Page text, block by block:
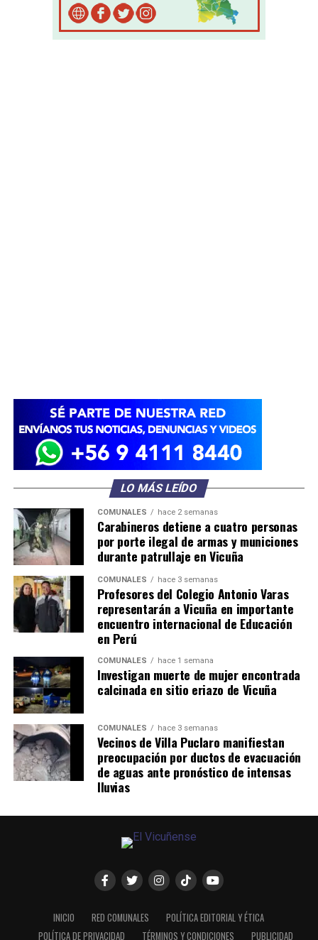
LO MÁS LEÍDO
COMUNALES hace 2 semanas
Carabineros detiene a cuatro personas
por porte ilegal de armas y municiones
durante patrullaje en Vicuña
COMUNALES hace 3 semanas
Profesores del Colegio Antonio Varas
representarán a Vicuña en importante
encuentro internacional de Educación
en Perú
COMUNALES hace 1 semana
Investigan muerte de mujer encontrada
calcinada en sitio eriazo de Vicuña
COMUNALES hace 3 semanas
Vecinos de Villa Puclaro manifiestan
preocupación por ductos de evacuación
de aguas ante pronóstico de intensas
lluvias
INICIO RED COMUNALES
POLÍTICA EDITORIAL Y ÉTICA
POLÍTICA DE PRIVACIDAD
TÉRMINOS Y CONDICIONES PUBLICIDAD